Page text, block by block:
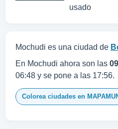
usado
Mochudi es una ciudad de
En Mochudi ahora son las
06:48 y se pone a las 17:56.
Colorea ciudades en